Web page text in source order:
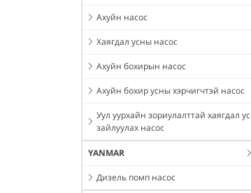
Ахуйн насос
Хаягдал усны насос
Ахуйн бохирын насос
Ахуйн бохир усны хэрчигчтэй насос
Уул уурхайн зориулалттай хаягдал ус
зайлуулах насос
YANMAR
Дизель помп насос